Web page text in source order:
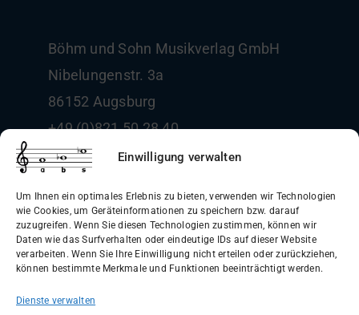
Einwilligung verwalten
Um Ihnen ein optimales Erlebnis zu bieten, verwenden wir Technologien
wie Cookies, um Geräteinformationen zu speichern bzw. darauf
zuzugreifen. Wenn Sie diesen Technologien zustimmen, können wir
Daten wie das Surfverhalten oder eindeutige IDs auf dieser Website
verarbeiten. Wenn Sie Ihre Einwilligung nicht erteilen oder zurückziehen,
können bestimmte Merkmale und Funktionen beeinträchtigt werden.
Dienste verwalten
Böhm und Sohn Musikverlag GmbH
Nibelungenstr. 3a
86152 Augsburg
+49 (0)821 50 28 40
info@boehm-und-sohn.de
Allgemeine Geschäftsbedingungen
Datenschutzerklärung